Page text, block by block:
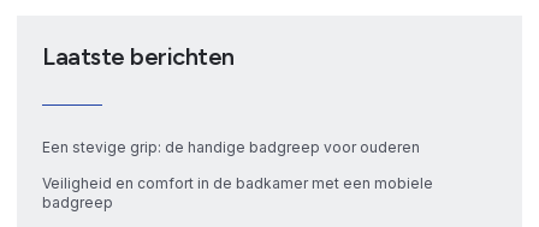
Laatste berichten
Een stevige grip: de handige badgreep voor ouderen
Veiligheid en comfort in de badkamer met een mobiele
badgreep